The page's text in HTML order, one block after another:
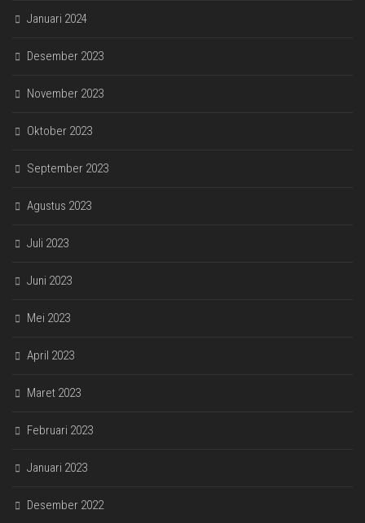
Januari 2024
Desember 2023
November 2023
Oktober 2023
September 2023
Agustus 2023
Juli 2023
Juni 2023
Mei 2023
April 2023
Maret 2023
Februari 2023
Januari 2023
Desember 2022